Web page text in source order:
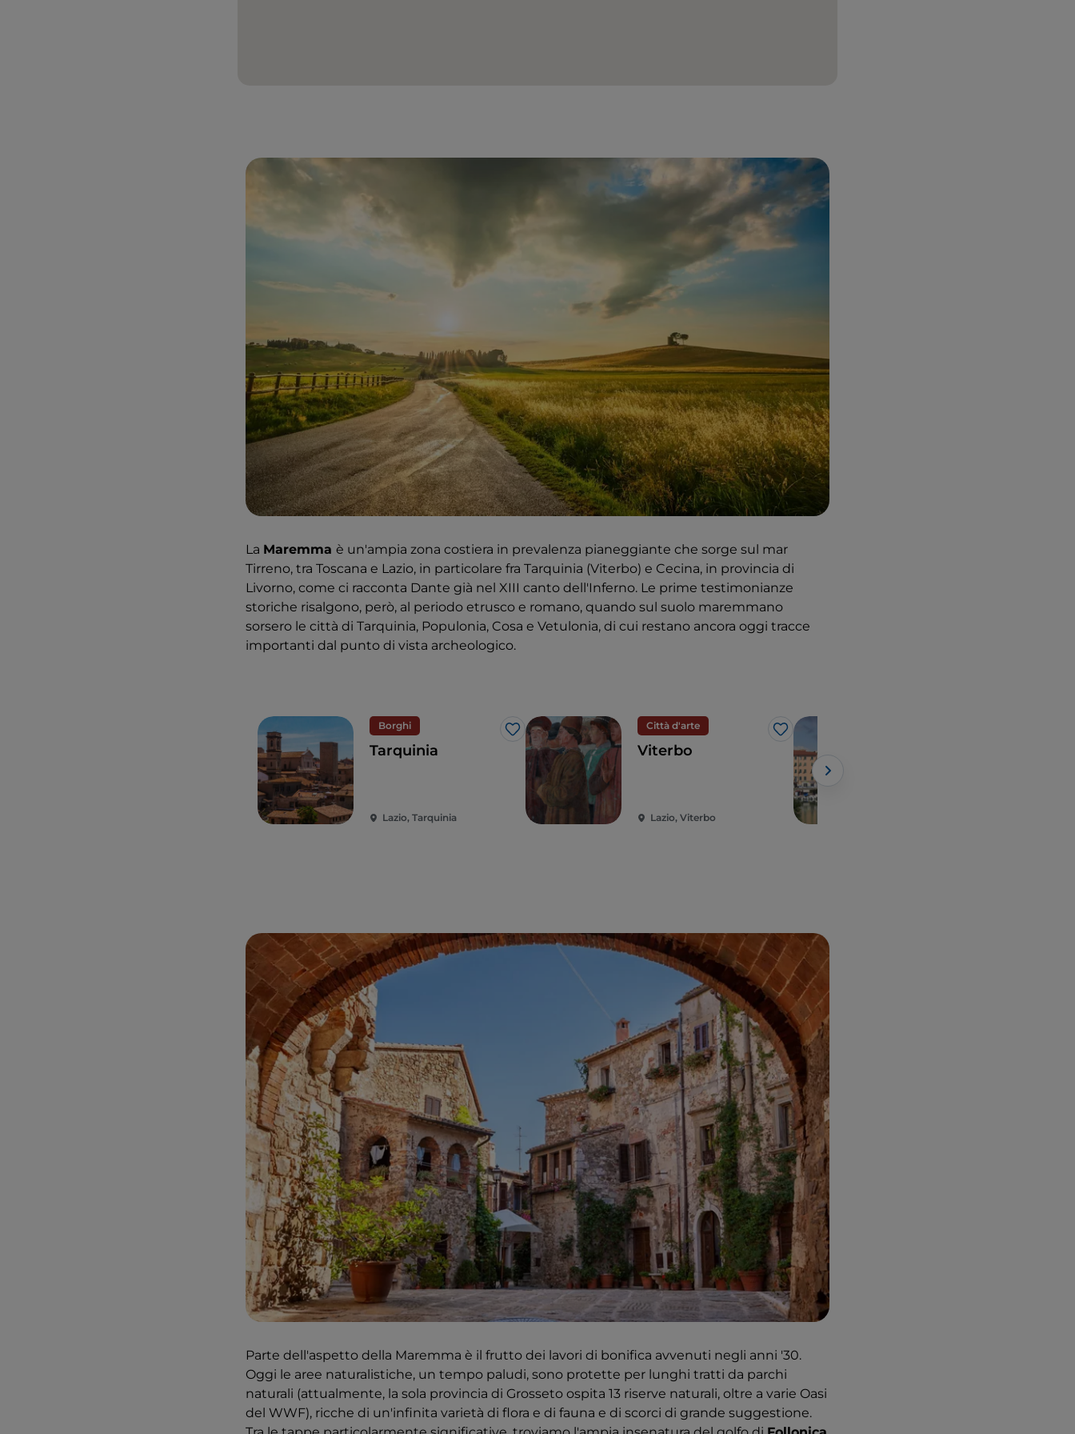
La Maremma è un'ampia zona costiera in prevalenza pianeggiante che sorge sul mar
Tirreno, tra Toscana e Lazio, in particolare fra Tarquinia (Viterbo) e Cecina, in provincia di
Livorno, come ci racconta Dante già nel XIII canto dell'Inferno. Le prime testimonianze
storiche risalgono, però, al periodo etrusco e romano, quando sul suolo maremmano
sorsero le città di Tarquinia, Populonia, Cosa e Vetulonia, di cui restano ancora oggi tracce
importanti dal punto di vista archeologico.
Borghi
Like
Tarquinia
Lazio, Tarquinia
Città d'arte
Like
Viterbo
Lazio, Viterbo
Parte dell'aspetto della Maremma è il frutto dei lavori di bonifica avvenuti negli anni '30.
Oggi le aree naturalistiche, un tempo paludi, sono protette per lunghi tratti da parchi
naturali (attualmente, la sola provincia di Grosseto ospita 13 riserve naturali, oltre a varie Oasi
del WWF), ricche di un'infinita varietà di flora e di fauna e di scorci di grande suggestione.